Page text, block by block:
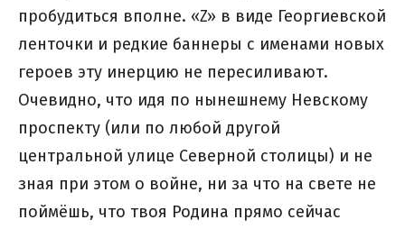
пробудиться вполне. «Z» в виде Георгиевской
ленточки и редкие баннеры с именами новых
героев эту инерцию не пересиливают.
Очевидно, что идя по нынешнему Невскому
проспекту (или по любой другой
центральной улице Северной столицы) и не
зная при этом о войне, ни за что на свете не
поймёшь, что твоя Родина прямо сейчас